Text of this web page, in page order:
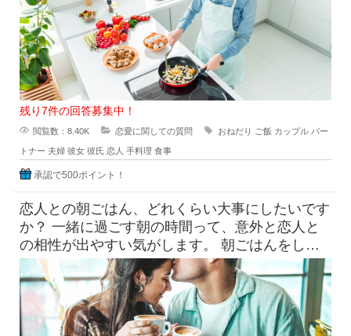
残り7件の回答募集中！
閲覧数：8.40K 恋愛に関しての質問 おねだり ご飯 カップル パー
トナー 夫婦 彼女 彼氏 恋人 手料理 食事
承認で500ポイント！
恋人との朝ごはん、どれくらい大事にしたいです
か？ 一緒に過ごす朝の時間って、意外と恋人と
の相性が出やすい気がします。 朝ごはんをしっ
かり食べたい派と、ギリギ